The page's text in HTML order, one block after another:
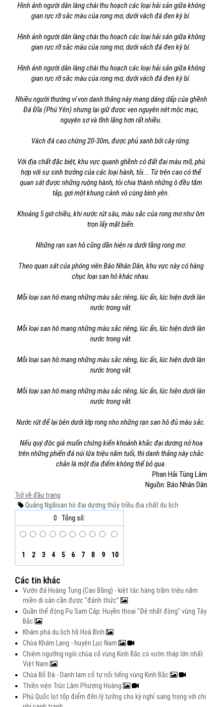
Hình ảnh người dân làng chài thu hoạch các loại hải sản giữa không
gian rực rỡ sắc màu của rong mơ, dưới vách đá đen kỳ bí.
Hình ảnh người dân làng chài thu hoạch các loại hải sản giữa không
gian rực rỡ sắc màu của rong mơ, dưới vách đá đen kỳ bí.
Hình ảnh người dân làng chài thu hoạch các loại hải sản giữa không
gian rực rỡ sắc màu của rong mơ, dưới vách đá đen kỳ bí.
Nhiều người thường ví von danh thắng này mang dáng dấp của ghềnh
Đá Đĩa (Phú Yên) nhưng lại giữ được vẹn nguyên nét mộc mạc,
nguyên sơ và tĩnh lặng hơn rất nhiều.
Vách đá cao chừng 20-30m, được phủ xanh bới cây rừng.
Với địa chất đặc biệt, khu vực quanh ghềnh có đất đai màu mỡ, phù
hợp với sự sinh trưởng của các loại hành, tỏi... Từ trên cao có thể
quan sát được những ruộng hành, tỏi chia thành những ô đều tăm
tắp, gợi một khung cảnh vô cùng bình yên.
Khoảng 5 giờ chiều, khi nước rút sâu, màu sắc của rong mơ như ôm
trọn lấy mặt biển.
Những rạn san hô cũng dần hiện ra dưới tầng rong mơ.
Theo quan sát của phóng viên Báo Nhân Dân, khu vực này có hàng
chục loại san hô khác nhau.
Mỗi loại san hô mang những màu sắc riêng, lúc ẩn, lúc hiện dưới làn
nước trong vắt.
Mỗi loại san hô mang những màu sắc riêng, lúc ẩn, lúc hiện dưới làn
nước trong vắt.
Mỗi loại san hô mang những màu sắc riêng, lúc ẩn, lúc hiện dưới làn
nước trong vắt.
Mỗi loại san hô mang những màu sắc riêng, lúc ẩn, lúc hiện dưới làn
nước trong vắt.
Nước rút để lại bên dưới lớp rong nho những rạn san hô đủ màu sắc.
Nếu quý độc giả muốn chứng kiến khoảnh khắc đại dương nở hoa
trên những phiến đá núi lửa triệu năm tuổi, thì danh thắng này chắc
chắn là một địa điểm không thể bỏ qua.
Phan Hải Tùng Lâm
Nguồn: Báo Nhân Dân
Trở về đầu trang
Quảng Ngãisan hô đại dương thủy triều địa chất du lịch
0
Tổng số:
1 2 3 4 5 6 7 8 9 10
Các tin khác
Vườn đá Hoàng Tung (Cao Bằng) - kiệt tác hàng trăm triệu năm
miền di sản cần được “đánh thức”
Quần thể động Pu Sam Cáp: Huyền thoại "Đệ nhất động" vùng Tây
Bắc
Khám phá du lịch hồ Hoà Bình
Chùa Khám Lạng - huyện Lục Nam
Chiêm ngưỡng ngôi chùa cổ vùng Kinh Bắc có vườn tháp lớn nhất
Việt Nam
Chùa Bổ Đà - Danh lam cổ tự nổi tiếng vùng Kinh Bắc
Thiền viện Trúc Lâm Phượng Hoàng
Phú Quốc lọt tốp điểm đến lý tưởng cho kỳ nghỉ sang trọng với chi